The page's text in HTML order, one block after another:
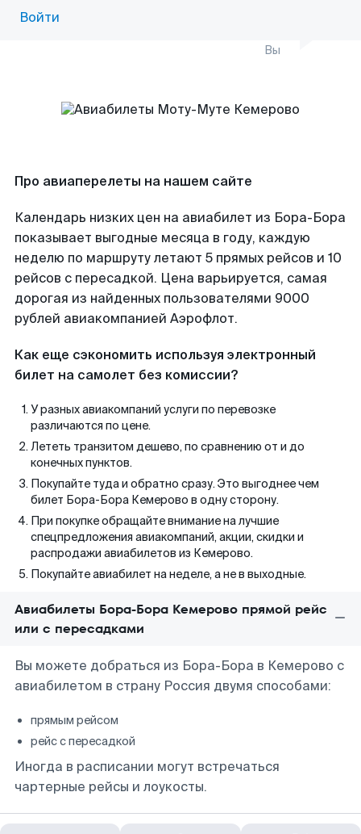
Войти
Вы
Про авиаперелеты на нашем сайте
Календарь низких цен на авиабилет из Бора-Бора
показывает выгодные месяца в году, каждую
неделю по маршруту летают 5 прямых рейсов и 10
рейсов с пересадкой. Цена варьируется, самая
дорогая из найденных пользователями 9000
рублей авиакомпанией Аэрофлот.
Как еще сэкономить используя электронный
билет на самолет без комиссии?
У разных авиакомпаний услуги по перевозке
различаются по цене.
Лететь транзитом дешево, по сравнению от и до
конечных пунктов.
Покупайте туда и обратно сразу. Это выгоднее чем
билет Бора-Бора Кемерово в одну сторону.
При покупке обращайте внимание на лучшие
спецпредложения авиакомпаний, акции, скидки и
распродажи авиабилетов из Кемерово.
Покупайте авиабилет на неделе, а не в выходные.
Авиабилеты Бора-Бора Кемерово прямой рейс
или с пересадками
Вы можете добраться из Бора-Бора в Кемерово с
авиабилетом в страну Россия двумя способами:
прямым рейсом
рейс с пересадкой
Иногда в расписании могут встречаться
чартерные рейсы и лоукосты.